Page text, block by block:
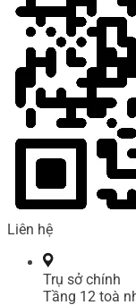
Liên hệ
Trụ sở chính
Tầng 12 toà